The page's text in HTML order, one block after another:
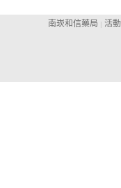
南崁和信藥局 | 活